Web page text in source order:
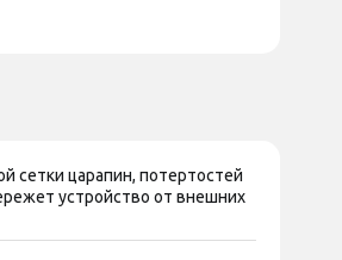
сетки царапин, потертостей
устройство от внешних